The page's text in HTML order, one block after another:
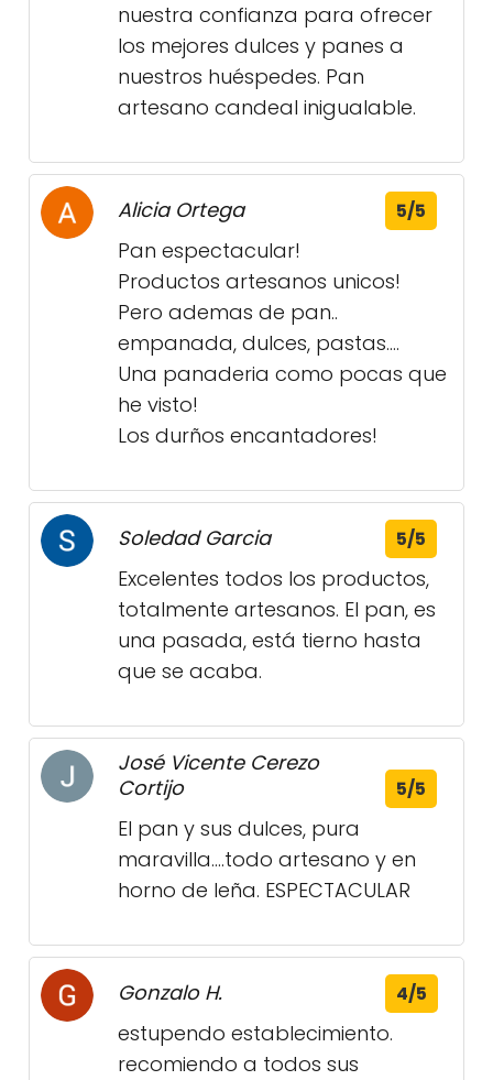
nuestra confianza para ofrecer
los mejores dulces y panes a
nuestros huéspedes. Pan
artesano candeal inigualable.
Alicia Ortega 5/5
Pan espectacular!
Productos artesanos unicos!
Pero ademas de pan..
empanada, dulces, pastas....
Una panaderia como pocas que
he visto!
Los durños encantadores!
Soledad Garcia 5/5
Excelentes todos los productos,
totalmente artesanos. El pan, es
una pasada, está tierno hasta
que se acaba.
José Vicente Cerezo
Cortijo
5/5
El pan y sus dulces, pura
maravilla....todo artesano y en
horno de leña. ESPECTACULAR
Gonzalo H. 4/5
estupendo establecimiento.
recomiendo a todos sus